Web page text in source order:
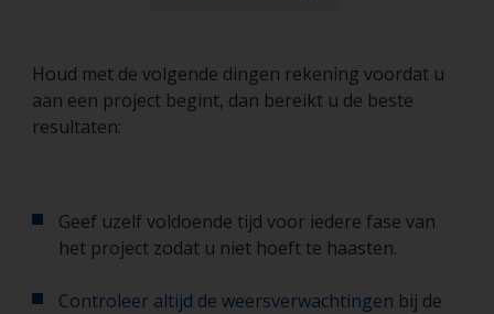
Houd met de volgende dingen rekening voordat u
aan een project begint, dan bereikt u de beste
resultaten:
Geef uzelf voldoende tijd voor iedere fase van
het project zodat u niet hoeft te haasten.
Controleer altijd de weersverwachtingen bij de